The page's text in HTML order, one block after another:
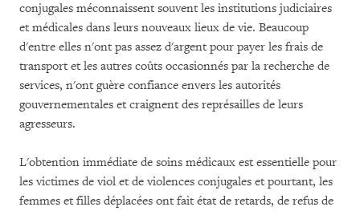
conjugales méconnaissent souvent les institutions judiciaires
et médicales dans leurs nouveaux lieux de vie. Beaucoup
d'entre elles n'ont pas assez d'argent pour payer les frais de
transport et les autres coûts occasionnés par la recherche de
services, n'ont guère confiance envers les autorités
gouvernementales et craignent des représailles de leurs
agresseurs.
L'obtention immédiate de soins médicaux est essentielle pour
les victimes de viol et de violences conjugales et pourtant, les
femmes et filles déplacées ont fait état de retards, de refus de